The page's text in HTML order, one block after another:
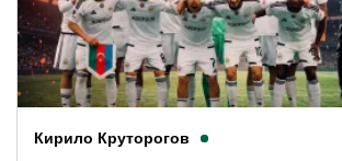
Кирило Круторогов